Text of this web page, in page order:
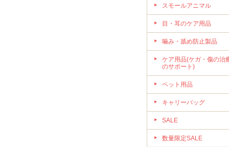
スモールアニマル
目・耳のケア用品
噛み・舐め防止製品
ケア用品(ケガ・傷の治
のサポート)
ペット用品
キャリーバッグ
SALE
数量限定SALE